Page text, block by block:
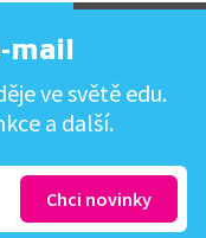
mail
ve světě edu.
a další.